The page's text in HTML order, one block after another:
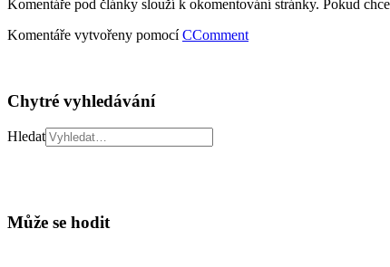
Komentáře pod články slouží k okomentování stránky. Pokud
Komentáře vytvořeny pomocíCComment
Chytré vyhledávání
Hledat
Může se hodit